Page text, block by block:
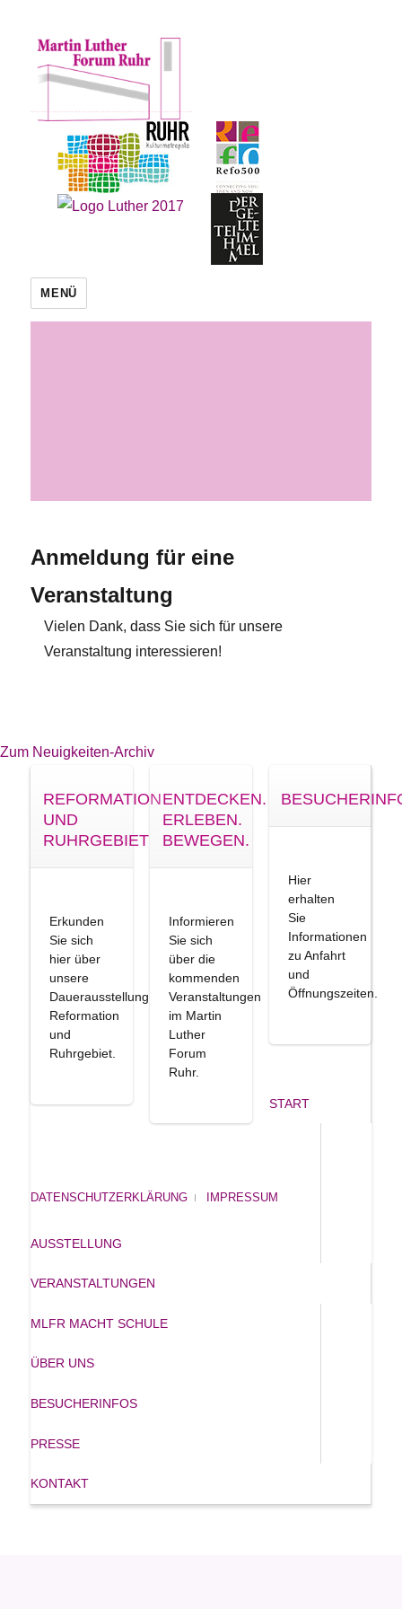
Martin Luther Forum Ruhr
MENÜ
Anmeldung für eine
Veranstaltung
Vielen Dank, dass Sie sich für unsere
Veranstaltung interessieren!
Zum Neuigkeiten-Archiv
REFORMATION
UND
RUHRGEBIET
Erkunden
Sie sich
hier über
unsere
Dauerausstellung
Reformation
und
Ruhrgebiet.
ENTDECKEN.
ERLEBEN.
BEWEGEN.
Informieren
Sie sich
über die
kommenden
Veranstaltungen
im Martin
Luther
Forum
Ruhr.
Hier
erhalten
Sie
Informationen
zu Anfahrt
und
Öffnungszeiten.
DATENSCHUTZERKLÄRUNG IMPRESSUM
START
AUSSTELLUNG
VERANSTALTUNGEN
MLFR MACHT SCHULE
ÜBER UNS
BESUCHERINFOS
PRESSE
KONTAKT